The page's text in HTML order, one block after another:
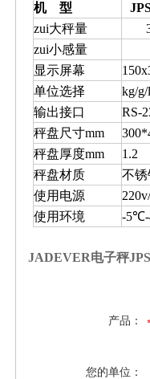
机 型
zui大秤量
zui小感量
显示屏幕
单位选择
kg/
输出接口
RS-
秤盘尺寸mm
300*
秤盘厚度mm
1.2
秤盘材质
不锈
使用电源
使用环境
-
JADEVER电子秤
产品：
您的单位：